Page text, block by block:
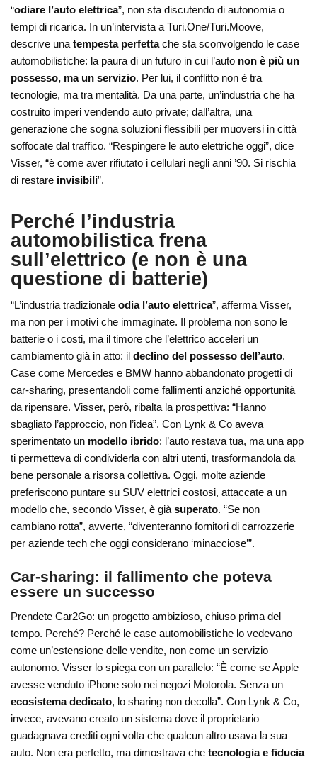
“odiare l’auto elettrica”, non sta discutendo di autonomia o
tempi di ricarica. In un’intervista a Turi.One/Turi.Moove,
descrive unatempesta perfettache sta sconvolgendo le case
automobilistiche: la paura di un futuro in cui l’auto non è più un
possesso, ma un servizio. Per lui, il conflitto non è tra
tecnologie, ma tra mentalità. Da una parte, un’industria che ha
costruito imperi vendendo auto private; dall’altra, una
generazione che sogna soluzioni flessibili per muoversi in città
soffocate dal traffico. “Respingere le auto elettriche oggi”, dice
Visser, “è come aver rifiutato i cellulari negli anni ’90. Si rischia
di restare invisibili”.
Perché l’industria
automobilisticafrena
sull’elettrico (e non è una
questione di batterie)
“L’industria tradizionaleodia l’auto elettrica”, afferma Visser,
ma non per i motivi che immaginate. Il problema non sono le
batterie o i costi, ma il timore che l’elettrico acceleri un
cambiamento già in atto: ildeclino del possesso dell’auto.
Case come Mercedes e BMW hanno abbandonato progetti di
car-sharing, presentandoli come fallimenti anziché opportunità
da ripensare. Visser, però, ribalta la prospettiva: “Hanno
sbagliato l’approccio, non l’idea”. Con Lynk & Co aveva
sperimentato un modello ibrido: l’auto restava tua, ma una app
ti permetteva di condividerla con altri utenti, trasformandola da
bene personale a risorsa collettiva. Oggi, molte aziende
preferiscono puntare su SUV elettrici costosi, attaccate a un
modello che, secondo Visser, è giàsuperato. “Se non
cambiano rotta”, avverte, “diventeranno fornitori di carrozzerie
per aziende tech che oggi considerano ‘minacciose’”.
Car-sharing: il fallimento che poteva
essere un successo
Prendete Car2Go: un progetto ambizioso, chiuso prima del
tempo. Perché? Perché le case automobilistiche lo vedevano
come un’estensione delle vendite, non come un servizio
autonomo. Visser lo spiega con un parallelo: “È come se Apple
avesse venduto iPhone solo nei negozi Motorola. Senza un
ecosistema dedicato, lo sharing non decolla”. Con Lynk & Co,
invece, avevano creato un sistema dove il proprietario
guadagnava crediti ogni volta che qualcun altro usava la sua
auto. Non era perfetto, ma dimostrava chetecnologia e fiducia